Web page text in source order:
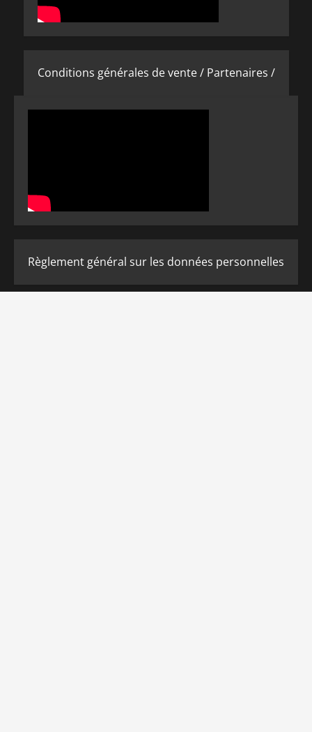
Conditions générales de vente / Partenaires /
Règlement général sur les données personnelles